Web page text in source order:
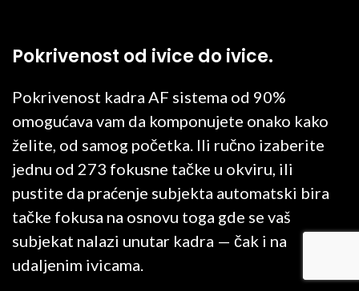
Pokrivenost od ivice do ivice.
Pokrivenost kadra AF sistema od 90%
omogućava vam da komponujete onako kako
želite, od samog početka. Ili ručno izaberite
jednu od 273 fokusne tačke u okviru, ili
pustite da praćenje subjekta automatski bira
tačke fokusa na osnovu toga gde se vaš
subjekat nalazi unutar kadra — čak i na
udaljenim ivicama.